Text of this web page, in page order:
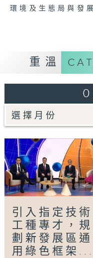
環境及生態局與發
的通用綠色框架》
善相關政策。
最新進展，會上有
工商金融業界的營
至於評論部份，立
法，建構完善的反
請政府訂立網絡安
今集邀請提出議案
訊業聯會主席劉貴
嘉賓：立法會議員
劉貴顯
Tag: 議事論事,
重溫
引入指定技術
工種專才，規
劃新發展區通
用綠色框架...